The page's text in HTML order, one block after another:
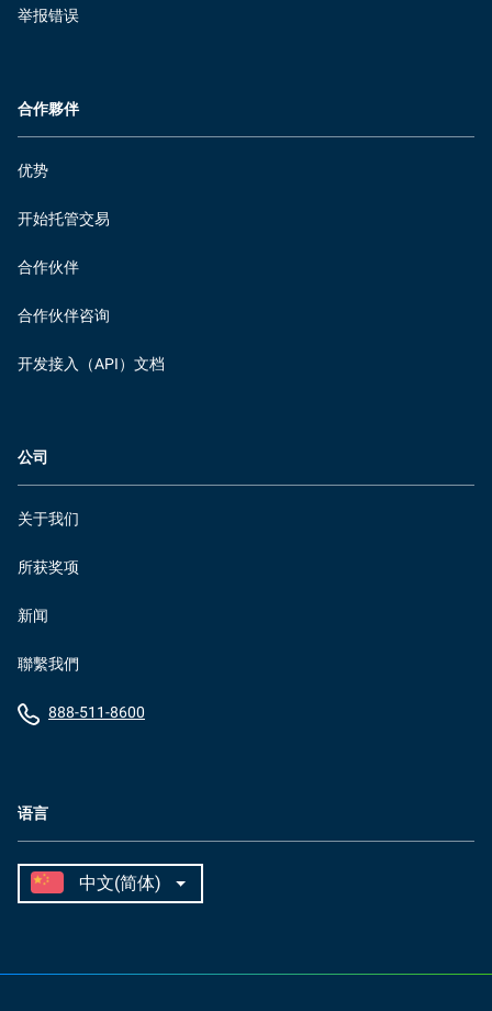
语言
举报错误
合作夥伴
优势
开始托管交易
合作伙伴
合作伙伴咨询
开发接入（API）文档
公司
关于我们
所获奖项
新闻
聯繫我們
888-511-8600